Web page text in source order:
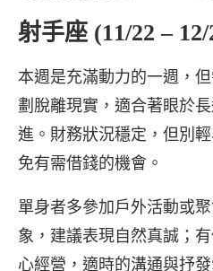
射手座 (11/22 – 12/
本週是充滿動力的一週，
劃脫離現實，適合著眼於
進。財務狀況穩定，但別
免有需借錢的機會。
單身者多參加戶外活動或
象，建議表現自然真誠；
心經營，適時的溝通與抒